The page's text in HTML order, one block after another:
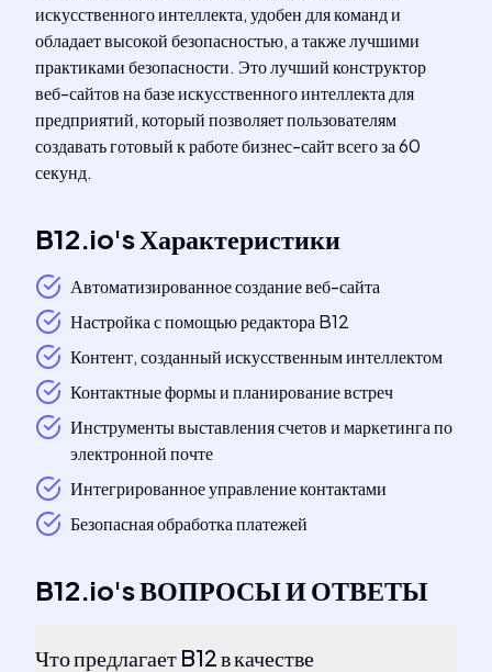
искусственного интеллекта, удобен для команд и
обладает высокой безопасностью, а также лучшими
практиками безопасности. Это лучший конструктор
веб-сайтов на базе искусственного интеллекта для
предприятий, который позволяет пользователям
создавать готовый к работе бизнес-сайт всего за 60
секунд.
B12.io'sХарактеристики
Автоматизированное создание веб-сайта
Настройка с помощью редактора B12
Контент, созданный искусственным интеллектом
Контактные формы и планирование встреч
Инструменты выставления счетов и маркетинга по
электронной почте
Интегрированное управление контактами
Безопасная обработка платежей
B12.io'sВОПРОСЫ И ОТВЕТЫ
Что предлагает B12 в качестве